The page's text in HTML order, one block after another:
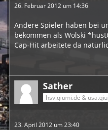
26. Februar 2012 um 14:36
Andere Spieler haben bei
bekommen als Wolski
Cap-Hit arbeitete da
Sather
23. April 2012 um 23:40